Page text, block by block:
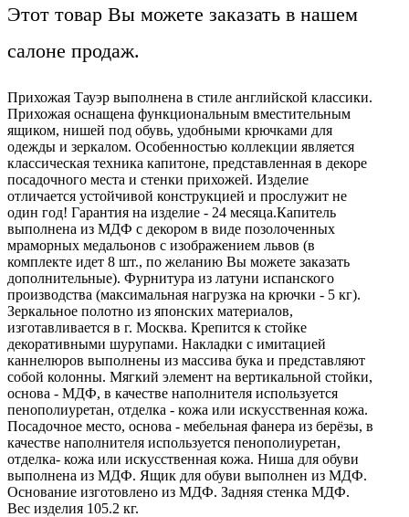
Этот товар Вы можете заказать в нашем
салоне продаж.
Прихожая Тауэр выполнена в стиле английской классики.
Прихожая оснащена функциональным вместительным
ящиком, нишей под обувь, удобными крючками для
одежды и зеркалом. Особенностью коллекции является
классическая техника капитоне, представленная в декоре
посадочного места и стенки прихожей. Изделие
отличается устойчивой конструкцией и прослужит не
один год! Гарантия на изделие - 24 месяца.Капитель
выполнена из МДФ с декором в виде позолоченных
мраморных медальонов с изображением львов (в
комплекте идет 8 шт., по желанию Вы можете заказать
дополнительные). Фурнитура из латуни испанского
производства (максимальная нагрузка на крючки - 5 кг).
Зеркальное полотно из японских материалов,
изготавливается в г. Москва. Крепится к стойке
декоративными шурупами. Накладки с имитацией
каннелюров выполнены из массива бука и представляют
собой колонны. Мягкий элемент на вертикальной стойки,
основа - МДФ, в качестве наполнителя используется
пенополиуретан, отделка - кожа или искусственная кожа.
Посадочное место, основа - мебельная фанера из берёзы, в
качестве наполнителя используется пенополиуретан,
отделка- кожа или искусственная кожа. Ниша для обуви
выполнена из МДФ. Ящик для обуви выполнен из МДФ.
Основание изготовлено из МДФ. Задняя стенка МДФ.
Вес изделия 105.2 кг.